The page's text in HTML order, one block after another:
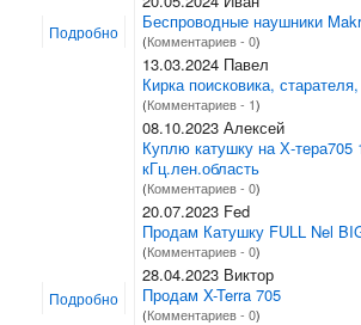
Подробно
Подробно
Беспроводные наушники
(Комментариев - 0)
13.03.2024 Павел
Кирка поисковика,
(Комментариев - 1)
08.10.2023 Алексей
Куплю катушку на Х-тера705
кГц.лен.область
(Комментариев - 0)
20.07.2023 Fed
Продам Катушку FULL Nel
(Комментариев - 0)
28.04.2023 Виктор
Продам X-Terra 705
(Комментариев - 0)